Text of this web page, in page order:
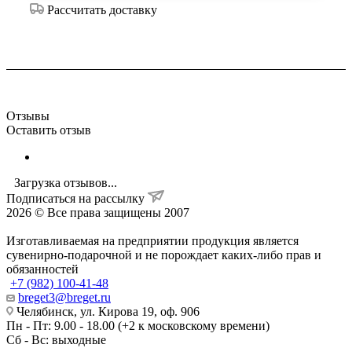
Рассчитать доставку
Отзывы
Оставить отзыв
Загрузка отзывов...
Подписаться на рассылку
2026 © Все права защищены 2007
Изготавливаемая на предприятии продукция является
сувенирно-подарочной и не порождает каких-либо прав и
обязанностей
+7 (982) 100-41-48
breget3@breget.ru
Челябинск, ул. Кирова 19, оф. 906
Пн - Пт: 9.00 - 18.00 (+2 к московскому времени)
Сб - Вс: выходные